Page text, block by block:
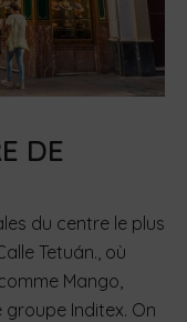
DE
du centre le plus
Tetuán., où
Mango,
Inditex. On